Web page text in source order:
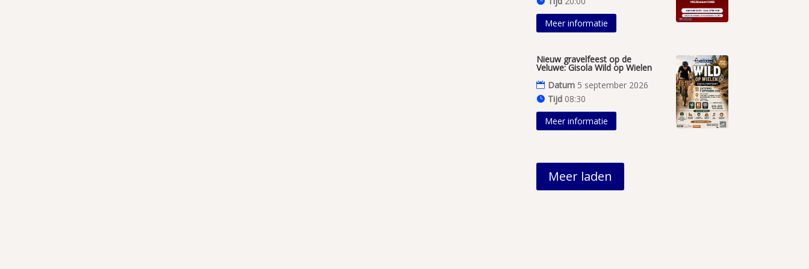
Meer informatie
Nieuw gravelfeest op de
Veluwe: Gisola Wild op Wielen
Datum 5 september 2026
Tijd 08:30
Meer informatie
Meer laden